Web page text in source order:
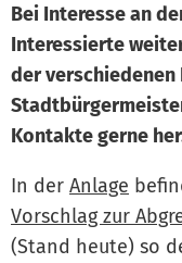
Bei Interesse an
Interessierte
der
Kontakte gerne
In der Anlage
Vorschlag zur
(Stand heute) so